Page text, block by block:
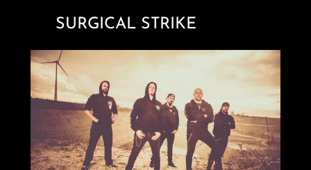
SURGICAL STRIKE